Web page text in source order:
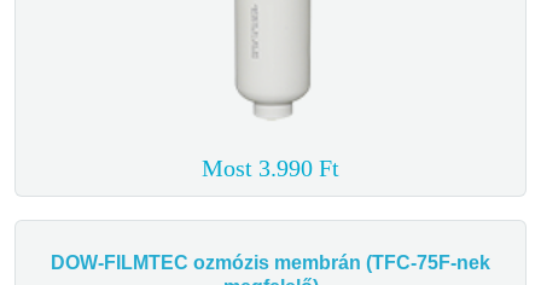
Most 3.990 Ft
DOW-FILMTEC ozmózis membrán (TFC-75F-nek